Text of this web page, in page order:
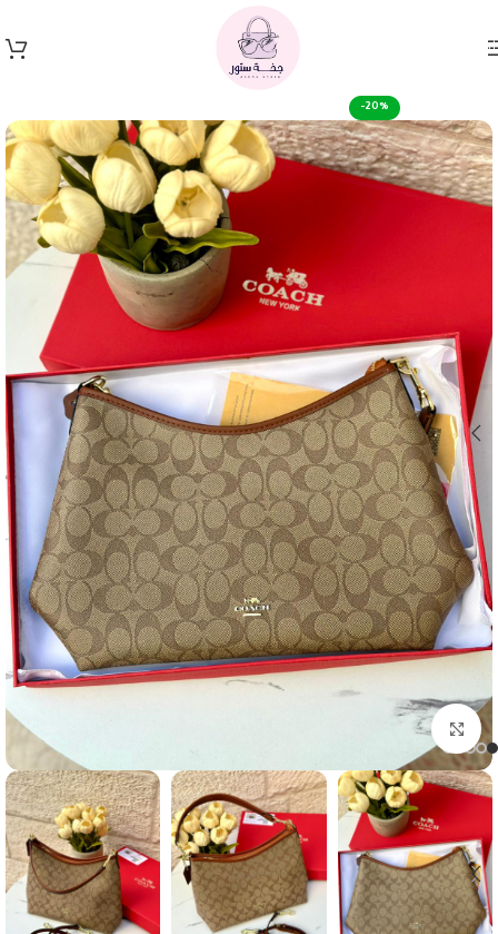
Skip to main content
-20%
Click to enlarge